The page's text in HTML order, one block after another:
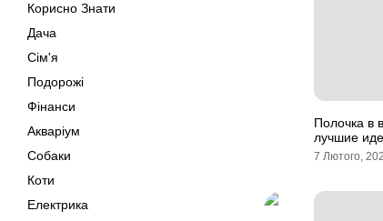
Корисно Знати
Дача
Сім'я
Подорожі
Фінанси
Акваріум
Собаки
Коти
Електрика
Полочка в
лучшие
7 Лютого,